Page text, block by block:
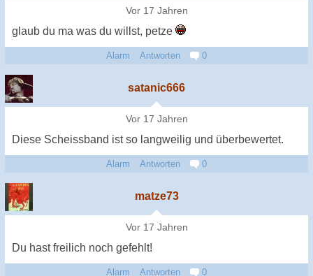
Vor 17 Jahren
glaub du ma was du willst, petze
Alarm Antworten 0
satanic666
Vor 17 Jahren
Diese Scheissband ist so langweilig und überbewertet.
Alarm Antworten 0
matze73
Vor 17 Jahren
Du hast freilich noch gefehlt!
Alarm Antworten 0